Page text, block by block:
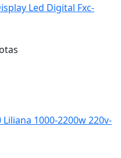
Led Digital Fxc-
1000-2200w 220v-